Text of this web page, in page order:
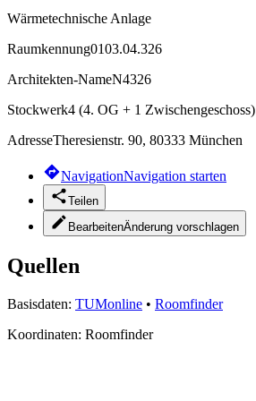
Wärmetechnische Anlage
Raumkennung0103.04.326
Architekten-NameN4326
Stockwerk4 (4. OG + 1 Zwischengeschoss)
AdresseTheresienstr. 90, 80333 München
NavigationNavigation starten
Teilen
BearbeitenÄnderung vorschlagen
Quellen
Basisdaten: TUMonline • Roomfinder
Koordinaten: Roomfinder